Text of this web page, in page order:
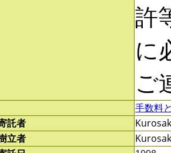
許
に
ご
手数料
託者
立者